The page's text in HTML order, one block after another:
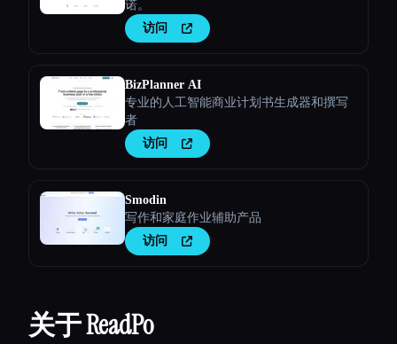
诺。
访问
BizPlanner AI
专业的人工智能商业计划书生成器和撰写
者
访问
Smodin
写作和家庭作业辅助产品
访问
关于 ReadPo